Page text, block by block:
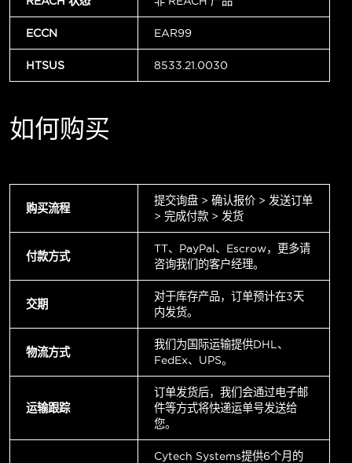
ECCN EAR99
HTSUS 8533.21.0030
如何购买
购买流程
提交询盘 > 确认报价 > 发送订单
> 完成付款 > 发货
付款方式
TT、PayPal、Escrow，更多请
咨询我们的客户经理。
交期
对于库存产品，订单预计在3天
内发货。
物流方式
我们为国际运输提供DHL、
FedEx、UPS。
运输跟踪
订单发货后，我们会通过电子邮
件等方式将快递运单号发送给
您。
Cytech Systems提供6个月的